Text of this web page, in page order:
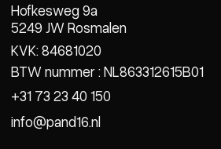
Hofkesweg 9a
5249 JW Rosmalen
KVK: 84681020
BTW nummer : NL863312615B01
+31 73 23 40 150
info@pand16.nl